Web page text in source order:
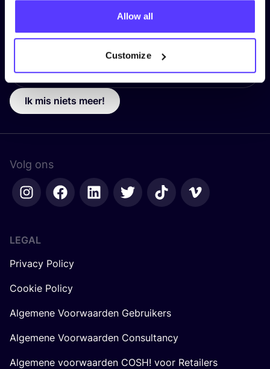
Allow all
Customize
Ik mis niets meer!
Volg ons
LEGAL
Privacy Policy
Cookie Policy
Algemene Voorwaarden Gebruikers
Algemene Voorwaarden Consultancy
Algemene voorwaarden COSH! voor Retailers